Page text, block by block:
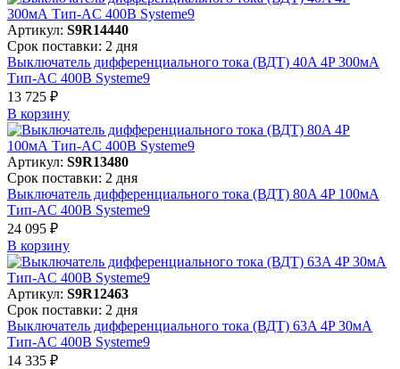
Артикул: S9R14440
Срок поставки: 2 дня
Выключатель дифференциального тока (ВДТ) 40A 4P 300мА
Тип-AC 400В Systeme9
13 725 ₽
В корзинy
Артикул: S9R13480
Срок поставки: 2 дня
Выключатель дифференциального тока (ВДТ) 80A 4P 100мА
Тип-AC 400В Systeme9
24 095 ₽
В корзинy
Артикул: S9R12463
Срок поставки: 2 дня
Выключатель дифференциального тока (ВДТ) 63A 4P 30мА
Тип-AC 400В Systeme9
14 335 ₽